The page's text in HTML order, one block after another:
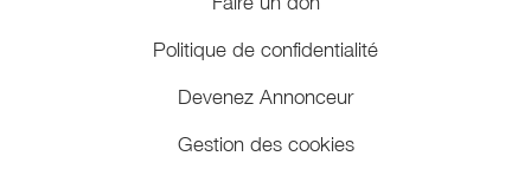
Politique de confidentialité
Devenez Annonceur
Gestion des cookies